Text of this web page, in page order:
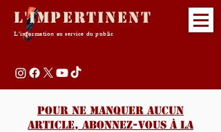
L'Impertinent
L'information au service du public
Pour ne manquer aucun
article, abonnez-vous à la